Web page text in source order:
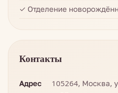
✓ Отделение
Контакты
Адрес
105264, Москва,